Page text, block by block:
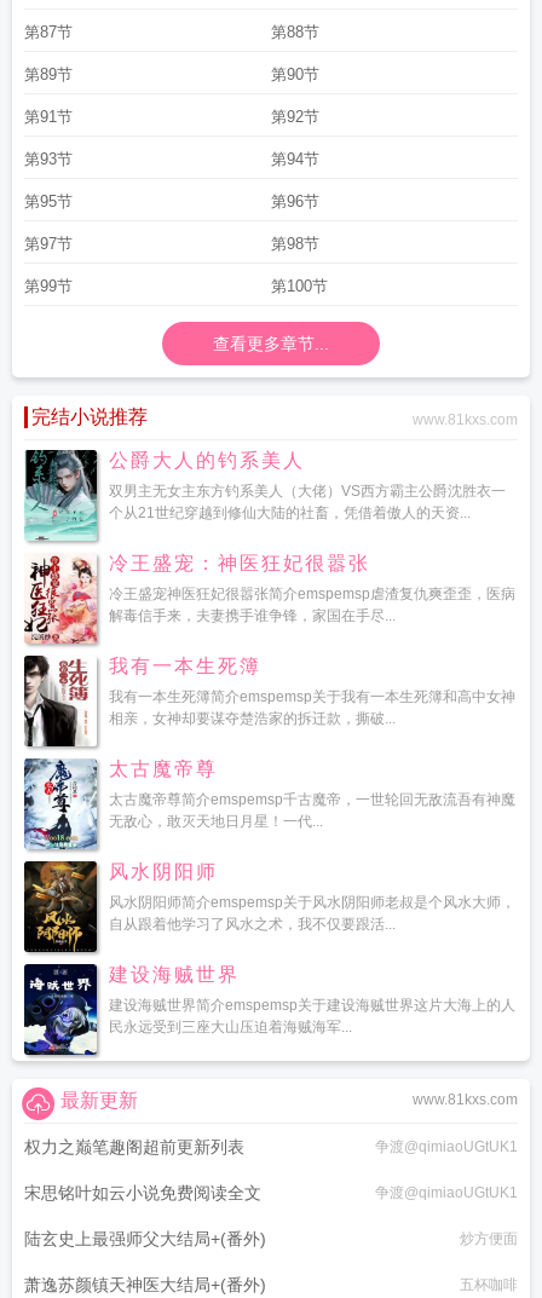
第87节 第88节
第89节 第90节
第91节 第92节
第93节 第94节
第95节 第96节
第97节 第98节
第99节 第100节
查看更多章节...
完结小说推荐 www.81kxs.com
公爵大人的钓系美人
双男主无女主东方钓系美人（大佬）VS西方霸主公爵沈胜衣一
个从21世纪穿越到修仙大陆的社畜，凭借着傲人的天资...
冷王盛宠：神医狂妃很嚣张
冷王盛宠神医狂妃很嚣张简介emspemsp虐渣复仇爽歪歪，医病
解毒信手来，夫妻携手谁争锋，家国在手尽...
我有一本生死簿
我有一本生死簿简介emspemsp关于我有一本生死簿和高中女神
相亲，女神却要谋夺楚浩家的拆迁款，撕破...
太古魔帝尊
太古魔帝尊简介emspemsp千古魔帝，一世轮回无敌流吾有神魔
无敌心，敢灭天地日月星！一代...
风水阴阳师
风水阴阳师简介emspemsp关于风水阴阳师老叔是个风水大师，
自从跟着他学习了风水之术，我不仅要跟活...
建设海贼世界
建设海贼世界简介emspemsp关于建设海贼世界这片大海上的人
民永远受到三座大山压迫着海贼海军...
www.81kxs.com
最新更新
权力之巅笔趣阁超前更新列表 争渡@qimiaoUGtUK1
宋思铭叶如云小说免费阅读全文 争渡@qimiaoUGtUK1
陆玄史上最强师父大结局+(番外) 炒方便面
萧逸苏颜镇天神医大结局+(番外) 五杯咖啡